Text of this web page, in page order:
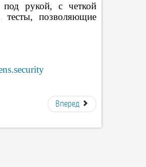
под рукой, с четкой
тесты, позволяющие
Вперед